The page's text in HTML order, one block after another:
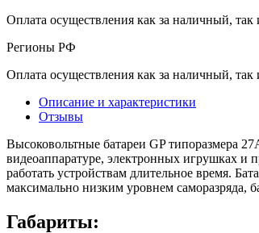
Оплата осуществления как за наличный, так
Регионы РФ
Оплата осуществления как за наличный, так
Описание и характеристики
Отзывы
Высоковольтные батареи GP типоразмера
видеоаппаратуре, электронных игрушках и
работать устройствам длительное время.
максимально низким уровнем саморазряда,
Габариты: